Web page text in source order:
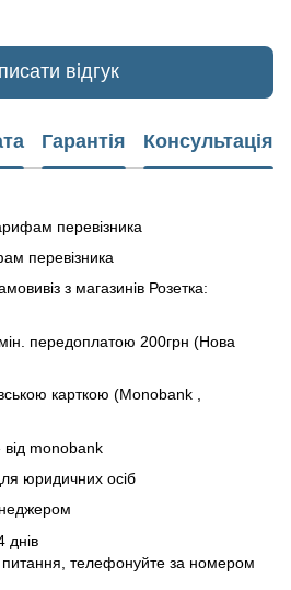
відгук
Гарантія Консультація
перевізника
перевізника
з магазинів Розетка:
передоплатою 200грн (Нова
карткою (Monobank ,
monobank
юридичних осіб
днів
питання, телефонуйте за номером